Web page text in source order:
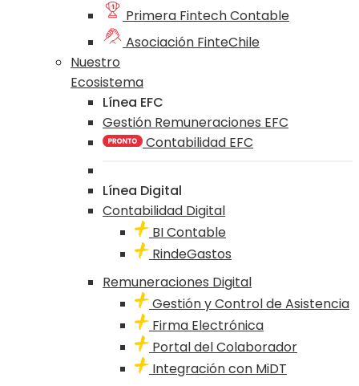
Primera Fintech Contable
Asociación FinteChile
Nuestro
Ecosistema
Línea EFC
Gestión Remuneraciones EFC
Contabilidad EFC
Línea Digital
Contabilidad Digital
BI Contable
RindeGastos
Remuneraciones Digital
Gestión y Control de Asistencia
Firma Electrónica
Portal del Colaborador
Integración con MiDT